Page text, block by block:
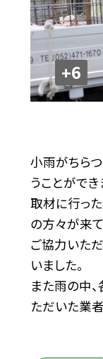
+6
小雨がちら
うことができ
取材に行っ
の方々が来
ご協力いた
いました。
また雨の中
ただいた業